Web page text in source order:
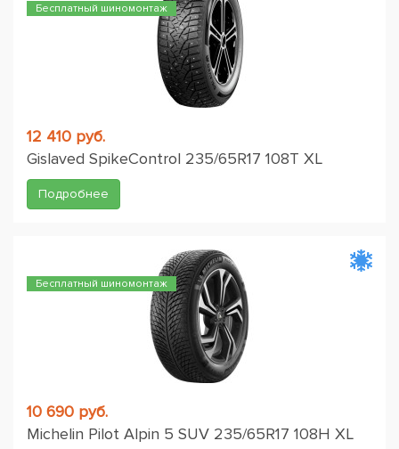
Бесплатный шиномонтаж
12 410 руб.
Gislaved SpikeControl 235/65R17 108T XL
Подробнее
Бесплатный шиномонтаж
10 690 руб.
Michelin Pilot Alpin 5 SUV 235/65R17 108H XL